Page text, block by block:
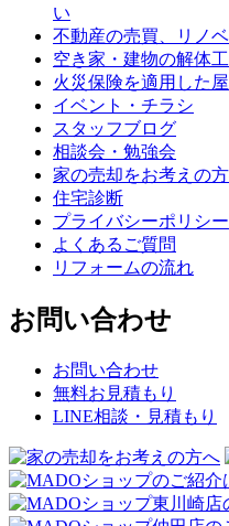
い
不動産の売買、リノ
空き家・建物の解体
火災保険を適用した
イベント・チラシ
スタッフブログ
相談会・勉強会
家の売却をお考えの
住宅診断
プライバシーポリシー
よくあるご質問
リフォームの流れ
お問い合わせ
お問い合わせ
無料お見積もり
LINE相談・見積もり